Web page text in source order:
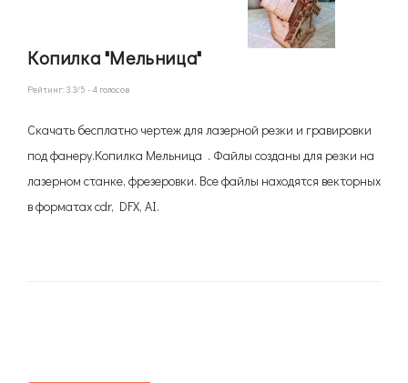
Копилка "Мельница"
Рейтинг: 3.3/5 -4 голосов
Скачать бесплатно чертеж для лазерной резки и гравировки
под фанеру.Копилка Мельница . Файлы созданы для резки на
лазерном станке, фрезеровки. Все файлы находятся векторных
в форматах cdr, DFX, AI.